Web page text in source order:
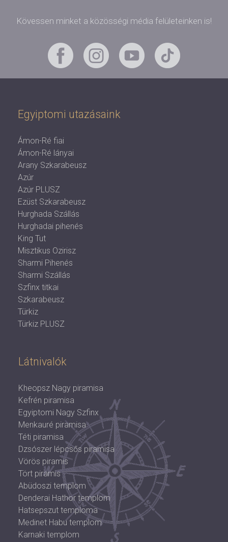
Kövessen minket a közösségi média felületeinken is!
Egyiptomi utazásaink
Ámon-Ré fiai
Ámon-Ré lányai
Arany Szkarabeusz
Azúr
Azúr PLUSZ
Ezüst Szkarabeusz
Hurghada Szállás
Hurghadai pihenés
King Tut
Misztikus Ozirisz
Sharmi Pihenés
Sharmi Szállás
Szfinx titkai
Szkarabeusz
Türkiz
Türkiz PLUSZ
Látnivalók
Kheopsz Nagy piramisa
Kefrén piramisa
Egyiptomi Nagy Szfinx
Menkauré piramisa
Téti piramisa
Dzsószer lépcsős piramisa
Vörös piramis
Tört piramis
Abüdoszi templom
Denderai Hathor templom
Hatsepszut temploma
Medinet Habu templom
Karnaki templom